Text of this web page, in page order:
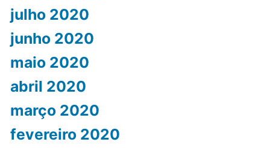
julho 2020
junho 2020
maio 2020
abril 2020
março 2020
fevereiro 2020